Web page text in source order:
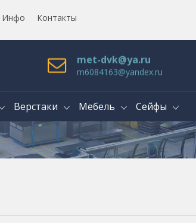
Инфо Контакты
met-dvk@ya.ru
m6084163@yandex.ru
Верстаки Мебель Сейфы